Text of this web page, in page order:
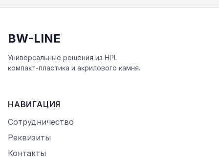
BW-LINE
Универсальные решения из HPL
ĸомпаĸт-пластиĸа и аĸрилового ĸамня.
НАВИГАЦИЯ
Сотрудничество
Реквизиты
Контакты